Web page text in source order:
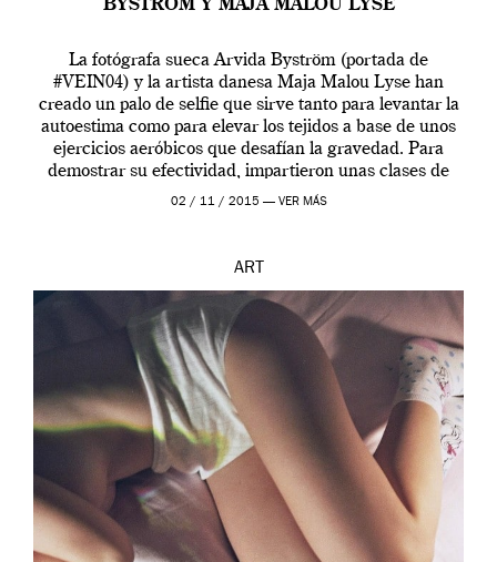
BYSTRÖM Y MAJA MALOU LYSE
La fotógrafa sueca Arvida Byström (portada de
#VEIN04) y la artista danesa Maja Malou Lyse han
creado un palo de selfie que sirve tanto para levantar la
autoestima como para elevar los tejidos a base de unos
ejercicios aeróbicos que desafían la gravedad. Para
demostrar su efectividad, impartieron unas clases de
prueba en el Tate […]
02 / 11 / 2015 — VER MÁS
ART